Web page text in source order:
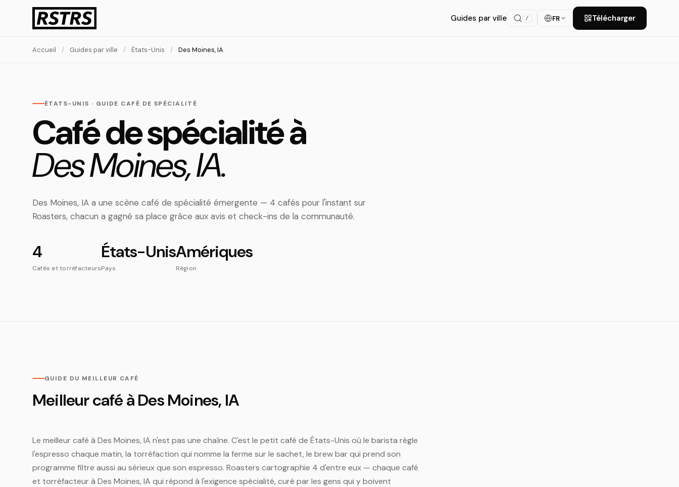
Guides par ville / FR Télécharger
Accueil / Guides par ville / États-Unis / Des Moines, IA
ÉTATS-UNIS · GUIDE CAFÉ DE SPÉCIALITÉ
Café de spécialité à
Des Moines, IA.
Des Moines, IA a une scène café de spécialité émergente — 4 cafés pour l'instant sur
Roasters, chacun a gagné sa place grâce aux avis et check-ins de la communauté.
4
Cafés et torréfacteurs
États-Unis
Pays
Amériques
Région
GUIDE DU MEILLEUR CAFÉ
Meilleur café à Des Moines, IA
Le meilleur café à Des Moines, IA n'est pas une chaîne. C'est le petit café de États-Unis où le barista règle
l'espresso chaque matin, la torréfaction qui nomme la ferme sur le sachet, le brew bar qui prend son
programme filtre aussi au sérieux que son espresso. Roasters cartographie 4 d'entre eux — chaque café
et torréfacteur à Des Moines, IA qui répond à l'exigence spécialité, curé par les gens qui y boivent